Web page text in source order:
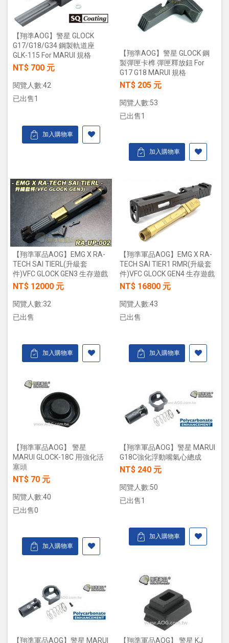
【翔準AOG】警星 GLOCK
G17/G18/G34 鋼製軌道座
GLK-115 For MARUI 規格
NT$ 700 元
閱覽人數:42
已出售1
加入購物車
【翔準AOG】警星 GLOCK 鋼
製彈匣卡榫 彈匣釋放鈕 For
G17 G18 MARUI 規格
NT$ 205 元
閱覽人數:53
已出售1
加入購物車
【翔準軍品AOG】EMG X RA-
TECH SAI TIERL(升級套
件)VFC GLOCK GEN3 生存遊戲
NT$ 12000 元
閱覽人數:32
已出售
加入購物車
【翔準軍品AOG】EMG X RA-
TECH SAI TIER1 RMR(升級套
件)VFC GLOCK GEN4 生存遊戲
NT$ 16800 元
閱覽人數:43
已出售
加入購物車
【翔準軍品AOG】 警星
MARUI GLOCK-18C 用強化活
塞頭
NT$ 70 元
閱覽人數:40
已出售0
加入購物車
【翔準軍品AOG】警星 MARUI
G18C強化浮動嘴氣心總成
NT$ 240 元
閱覽人數:50
已出售1
加入購物車
【翔準軍品AOG】警星 MARUI 【翔準軍品AOG】 警星 KJ